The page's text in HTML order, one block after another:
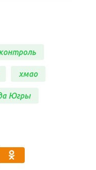
хмао
Югры